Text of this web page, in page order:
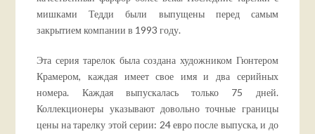
мишками Тедди были выпущены перед самым
закрытием компании в 1993 году.
Эта серия тарелок была создана художником Гюнтером
Крамером, каждая имеет свое имя и два серийных
номера. Каждая выпускалась только 75 дней.
Коллекционеры указывают довольно точные границы
цены на тарелку этой серии: 24 евро после выпуска, и до